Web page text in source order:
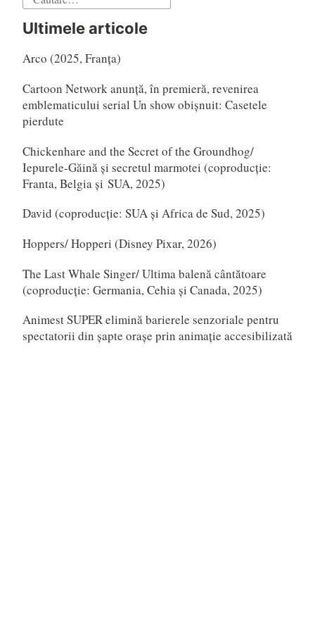
Ultimele articole
Arco (2025, Franța)
Cartoon Network anunță, în premieră, revenirea
emblematicului serial Un show obișnuit: Casetele
pierdute
Chickenhare and the Secret of the Groundhog/
Iepurele-Găină și secretul marmotei (coproducție:
Franta, Belgia și SUA, 2025)
David (coproducție: SUA și Africa de Sud, 2025)
Hoppers/ Hopperi (Disney Pixar, 2026)
The Last Whale Singer/ Ultima balenă cântătoare
(coproducție: Germania, Cehia și Canada, 2025)
Animest SUPER elimină barierele senzoriale pentru
spectatorii din șapte orașe prin animație accesibilizată